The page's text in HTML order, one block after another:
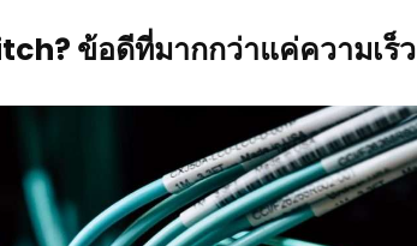
ข้อดีที่มากกว่าแค่ความเร็ว